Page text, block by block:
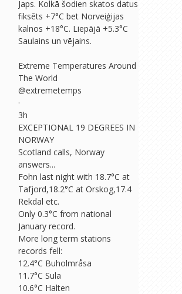
Japs. Kolkā šodien skatos datus
fiksēts +7°C bet Norveiģijas
kalnos +18°C. Liepājā +5.3°C
Saulains un vējains.
Extreme Temperatures Around
The World
@extremetemps
·
3h
EXCEPTIONAL 19 DEGREES IN
NORWAY
Scotland calls, Norway
answers...
Fohn last night with 18.7°C at
Tafjord,18.2°C at Orskog,17.4
Rekdal etc.
Only 0.3°C from national
January record.
More long term stations
records fell:
12.4°C Buholmråsa
11.7°C Sula
10.6°C Halten